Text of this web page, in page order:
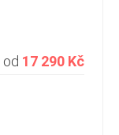
od 17 290 Kč